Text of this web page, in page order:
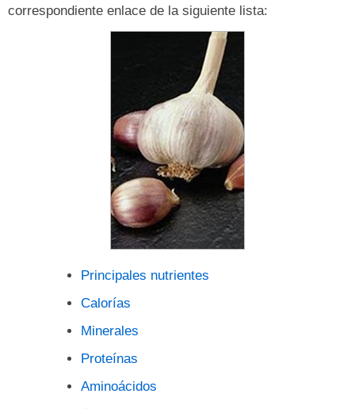
correspondiente enlace de la siguiente lista:
Principales nutrientes
Calorías
Minerales
Proteínas
Aminoácidos